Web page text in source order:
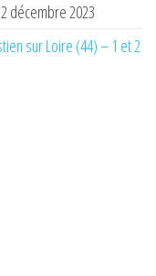
décembre 2023
sur Loire (44) – 1 et 2